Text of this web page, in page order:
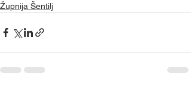
Župnija Šentilj